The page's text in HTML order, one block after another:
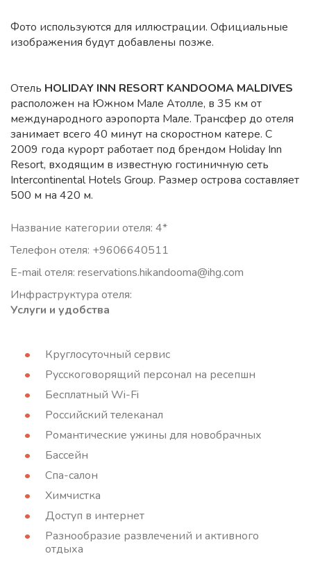
Фото используются для иллюстрации. Официальные
изображения будут добавлены позже.
Отель HOLIDAY INN RESORT KANDOOMA MALDIVES
расположен на Южном Мале Атолле, в 35 км от
международного аэропорта Мале. Трансфер до отеля
занимает всего 40 минут на скоростном катере. С
2009 года курорт работает под брендом Holiday Inn
Resort, входящим в известную гостиничную сеть
Intercontinental Hotels Group. Размер острова составляет
500 м на 420 м.
Название категории отеля: 4*
Телефон отеля: +9606640511
E-mail отеля: reservations.hikandooma@ihg.com
Инфраструктура отеля:
Услуги и удобства
Круглосуточный сервис
Русскоговорящий персонал на ресепшн
Бесплатный Wi-Fi
Российский телеканал
Романтические ужины для новобрачных
Бассейн
Спа-салон
Химчистка
Доступ в интернет
Разнообразие развлечений и активного
отдыха